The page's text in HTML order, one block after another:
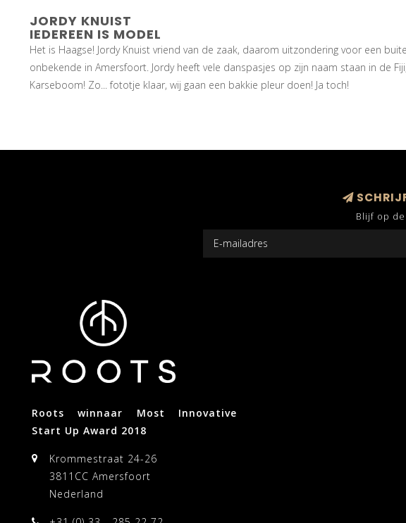
JORDY KNUIST
IEDEREEN IS MODEL
Het is Haagse! Jordy Knuist vriend van de zaak, daarom uitzondering voor een
onbekende in Amersfoort. Jordy heeft vele danspasjes op zijn naam staan in de
Karseboom! Zo... fototje klaar, wij gaan een bakkie pleur doen! Ja toch!
Blijf op
Roots winnaar Most Innovative
Start Up Award 2018
Krommestraat 24-26
3811CC Amersfoort
Nederland